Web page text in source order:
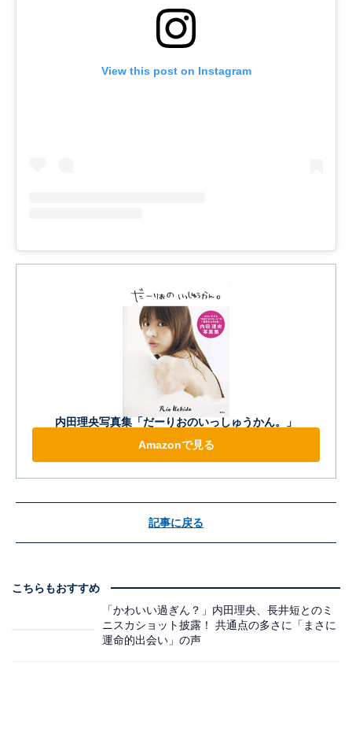
View this post on Instagram
内田理央写真集「だーりおのいっしゅうかん。」
Amazonで見る
記事に戻る
こちらもおすすめ
「かわいい過ぎん？」内田理央、長井短とのミ
ニスカショット披露！ 共通点の多さに「まさに
運命的出会い」の声